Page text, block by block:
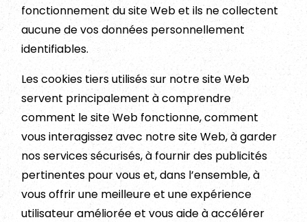
fonctionnement du site Web et ils ne collectent
aucune de vos données personnellement
identifiables.
Les cookies tiers utilisés sur notre site Web
servent principalement à comprendre
comment le site Web fonctionne, comment
vous interagissez avec notre site Web, à garder
nos services sécurisés, à fournir des publicités
pertinentes pour vous et, dans l’ensemble, à
vous offrir une meilleure et une expérience
utilisateur améliorée et vous aide à accélérer